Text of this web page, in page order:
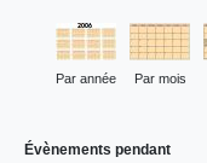
Par année Par mois
Évènements pendant